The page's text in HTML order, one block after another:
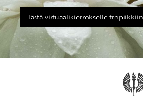
Tästä virtuaalikierrokselle tropiikkiin